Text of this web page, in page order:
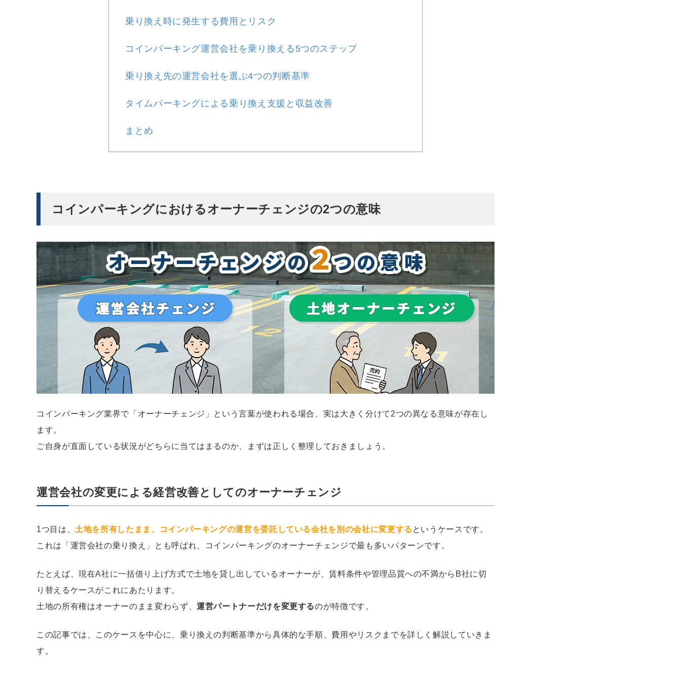
乗り換え時に発生する費用とリスク
コインパーキング運営会社を乗り換える5つのステップ
乗り換え先の運営会社を選ぶ4つの判断基準
タイムパーキングによる乗り換え支援と収益改善
まとめ
コインパーキングにおけるオーナーチェンジの2つの意味
コインパーキング業界で「オーナーチェンジ」という言葉が使われる場合、実は大きく分けて2つの異なる意味が存在し
ます。
ご自身が直面している状況がどちらに当てはまるのか、まずは正しく整理しておきましょう。
運営会社の変更による経営改善としてのオーナーチェンジ
1つ目は、 土地を所有したまま、コインパーキングの運営を委託している会社を別の会社に変更する というケースです。
これは「運営会社の乗り換え」とも呼ばれ、コインパーキングのオーナーチェンジで最も多いパターンです。
たとえば、現在A社に一括借り上げ方式で土地を貸し出しているオーナーが、賃料条件や管理品質への不満からB社に切
り替えるケースがこれにあたります。
土地の所有権はオーナーのまま変わらず、運営パートナーだけを変更するのが特徴です。
この記事では、このケースを中心に、乗り換えの判断基準から具体的な手順、費用やリスクまでを詳しく解説していきま
す。